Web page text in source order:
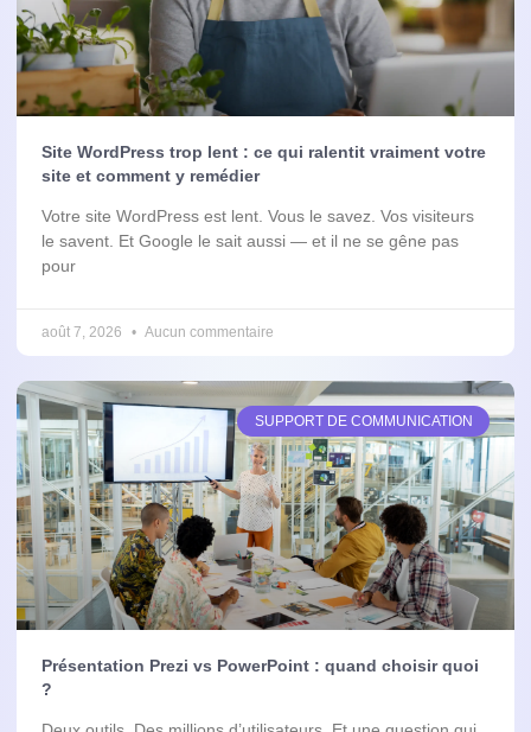
Site WordPress trop lent : ce qui ralentit vraiment votre
site et comment y remédier
Votre site WordPress est lent. Vous le savez. Vos visiteurs
le savent. Et Google le sait aussi — et il ne se gêne pas
pour
août 7, 2026 Aucun commentaire
SUPPORT DE COMMUNICATION
Présentation Prezi vs PowerPoint : quand choisir quoi
?